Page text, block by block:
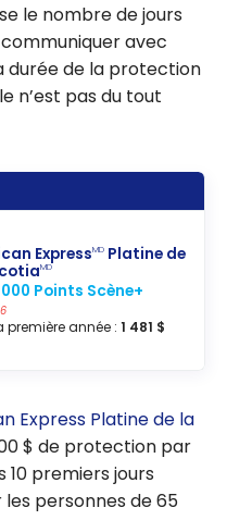
le nombre de jours
avec
durée de la protection
n’est pas du tout
ExpressMD Platine de
MD
Points Scène+
première année : 1 481 $
Express Platine de la
$ de protection par
premiers jours
personnes de 65